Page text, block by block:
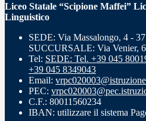
Liceo Statale “Scipione Maffei”
Linguistico
SEDE: Via Massalongo, 4 -
SUCCURSALE: Via Venier,
Tel: SEDE: Tel. +39 045
+39 045 8349043
Email:
PEC:
C.F.: 80011560234
IBAN: utilizzare il sistema